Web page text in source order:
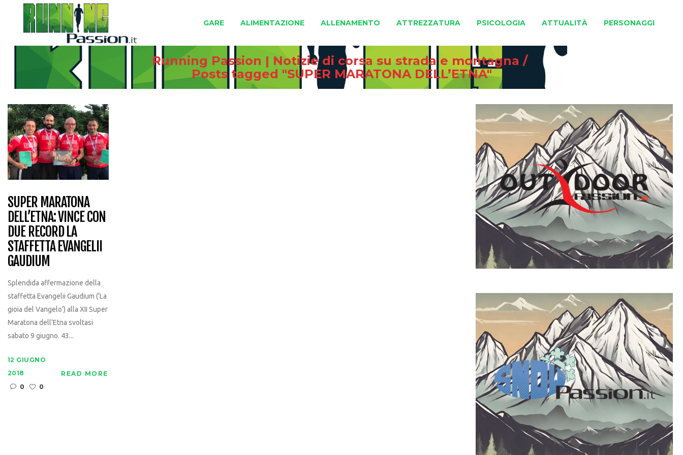
GARE ALIMENTAZIONE ALLENAMENTO ATTREZZATURA PSICOLOGIA ATTUALITÀ PERSONAGGI
Running Passion | Notizie di corsa su strada e montagna /
Posts tagged "SUPER MARATONA DELL’ETNA"
SUPER MARATONA
DELL’ETNA: VINCE CON
DUE RECORD LA
STAFFETTA EVANGELII
GAUDIUM
Splendida affermazione della
staffetta Evangelii Gaudium (‘La
gioia del Vangelo’) alla XII Super
Maratona dell’Etna svoltasi
sabato 9 giugno. 43...
12 GIUGNO
2018
0
0
READ MORE